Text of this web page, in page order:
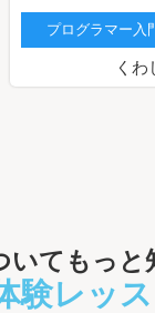
プログラマー入
くわ
いてもっと
験レッ